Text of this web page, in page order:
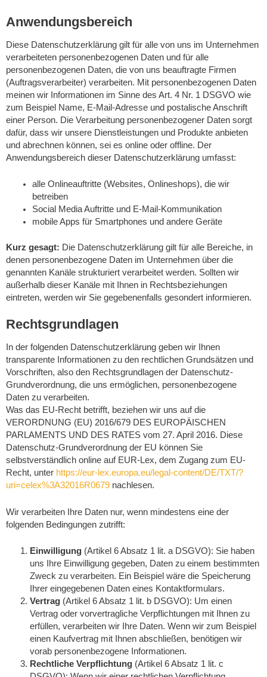
Anwendungsbereich
Diese Datenschutzerklärung gilt für alle von uns im Unternehmen
verarbeiteten personenbezogenen Daten und für alle
personenbezogenen Daten, die von uns beauftragte Firmen
(Auftragsverarbeiter) verarbeiten. Mit personenbezogenen Daten
meinen wir Informationen im Sinne des Art. 4 Nr. 1 DSGVO wie
zum Beispiel Name, E-Mail-Adresse und postalische Anschrift
einer Person. Die Verarbeitung personenbezogener Daten sorgt
dafür, dass wir unsere Dienstleistungen und Produkte anbieten
und abrechnen können, sei es online oder offline. Der
Anwendungsbereich dieser Datenschutzerklärung umfasst:
alle Onlineauftritte (Websites, Onlineshops), die wir
betreiben
Social Media Auftritte und E-Mail-Kommunikation
mobile Apps für Smartphones und andere Geräte
Kurz gesagt: Die Datenschutzerklärung gilt für alle Bereiche, in
denen personenbezogene Daten im Unternehmen über die
genannten Kanäle strukturiert verarbeitet werden. Sollten wir
außerhalb dieser Kanäle mit Ihnen in Rechtsbeziehungen
eintreten, werden wir Sie gegebenenfalls gesondert informieren.
Rechtsgrundlagen
In der folgenden Datenschutzerklärung geben wir Ihnen
transparente Informationen zu den rechtlichen Grundsätzen und
Vorschriften, also den Rechtsgrundlagen der Datenschutz-
Grundverordnung, die uns ermöglichen, personenbezogene
Daten zu verarbeiten.
Was das EU-Recht betrifft, beziehen wir uns auf die
VERORDNUNG (EU) 2016/679 DES EUROPÄISCHEN
PARLAMENTS UND DES RATES vom 27. April 2016. Diese
Datenschutz-Grundverordnung der EU können Sie
selbstverständlich online auf EUR-Lex, dem Zugang zum EU-
Recht, unter https://eur-lex.europa.eu/legal-content/DE/TXT/?
uri=celex%3A32016R0679 nachlesen.
Wir verarbeiten Ihre Daten nur, wenn mindestens eine der
folgenden Bedingungen zutrifft:
Einwilligung (Artikel 6 Absatz 1 lit. a DSGVO): Sie haben
uns Ihre Einwilligung gegeben, Daten zu einem bestimmten
Zweck zu verarbeiten. Ein Beispiel wäre die Speicherung
Ihrer eingegebenen Daten eines Kontaktformulars.
Vertrag (Artikel 6 Absatz 1 lit. b DSGVO): Um einen
Vertrag oder vorvertragliche Verpflichtungen mit Ihnen zu
erfüllen, verarbeiten wir Ihre Daten. Wenn wir zum Beispiel
einen Kaufvertrag mit Ihnen abschließen, benötigen wir
vorab personenbezogene Informationen.
Rechtliche Verpflichtung (Artikel 6 Absatz 1 lit. c